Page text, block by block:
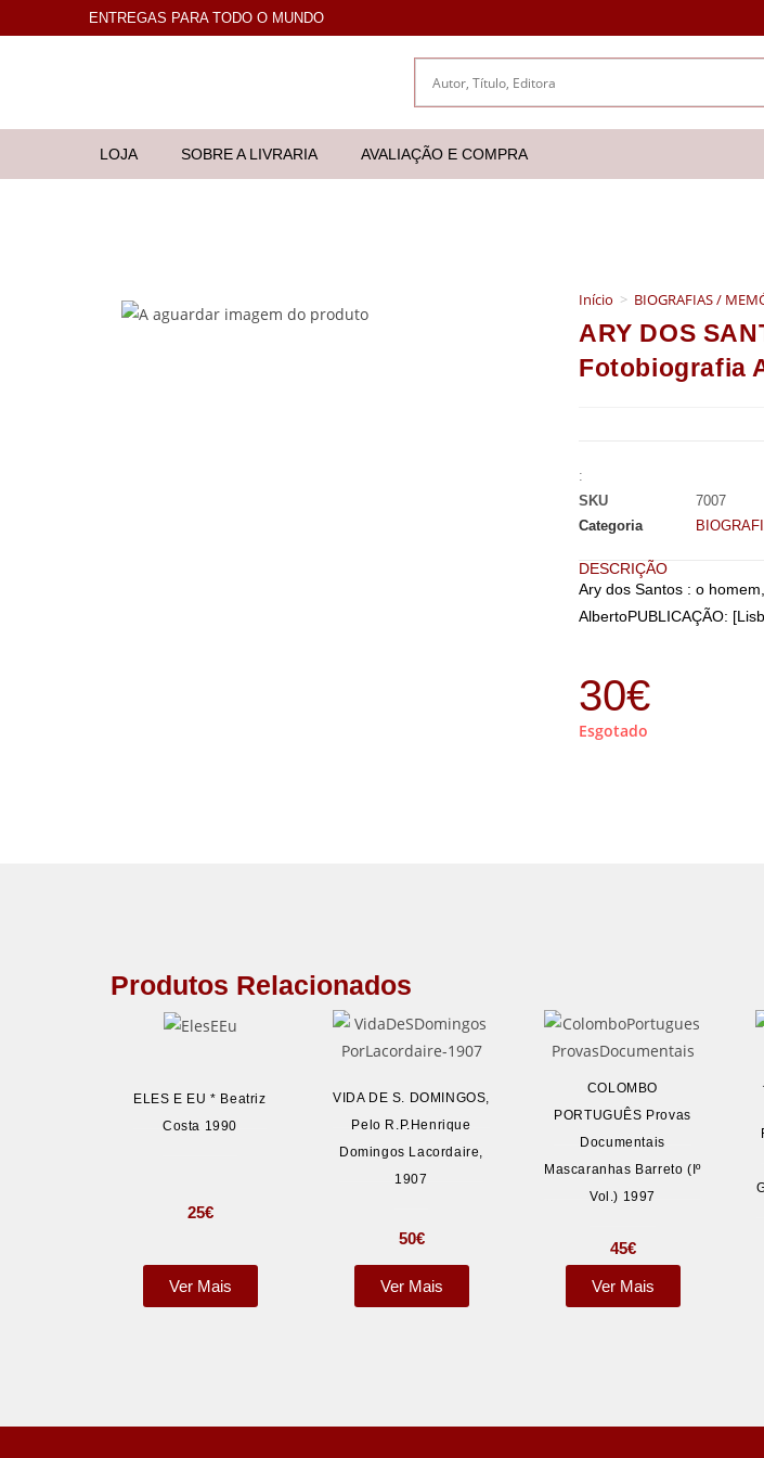
ENTREGAS PARA TODO O MUNDO
LOJA SOBRE A LIVRARIA AVALIAÇÃO E COMPRA
Início > BIOGRAFIAS /
ARY DOS
Fotobiografia
:
SKU
7007
Categoria
DESCRIÇÃO
Ary dos Santos : o
AlbertoPUBLICAÇÃO:
30€
Esgotado
Produtos Relacionados
ELES E EU * Beatriz
Costa 1990
25€
Ver Mais
VIDA DE S. DOMINGOS,
Pelo R.P.Henrique
Domingos Lacordaire,
1907
50€
Ver Mais
COLOMBO
PORTUGUÊS Provas
Documentais
Mascaranhas Barreto (Iº
Vol.) 1997
45€
Ver Mais